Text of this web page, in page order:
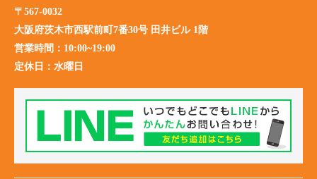
〒567-0032
大阪府茨木市西駅前町7番30号 田井ビル 1階
営業時間： 10:00~19:00
定休日： 水曜日